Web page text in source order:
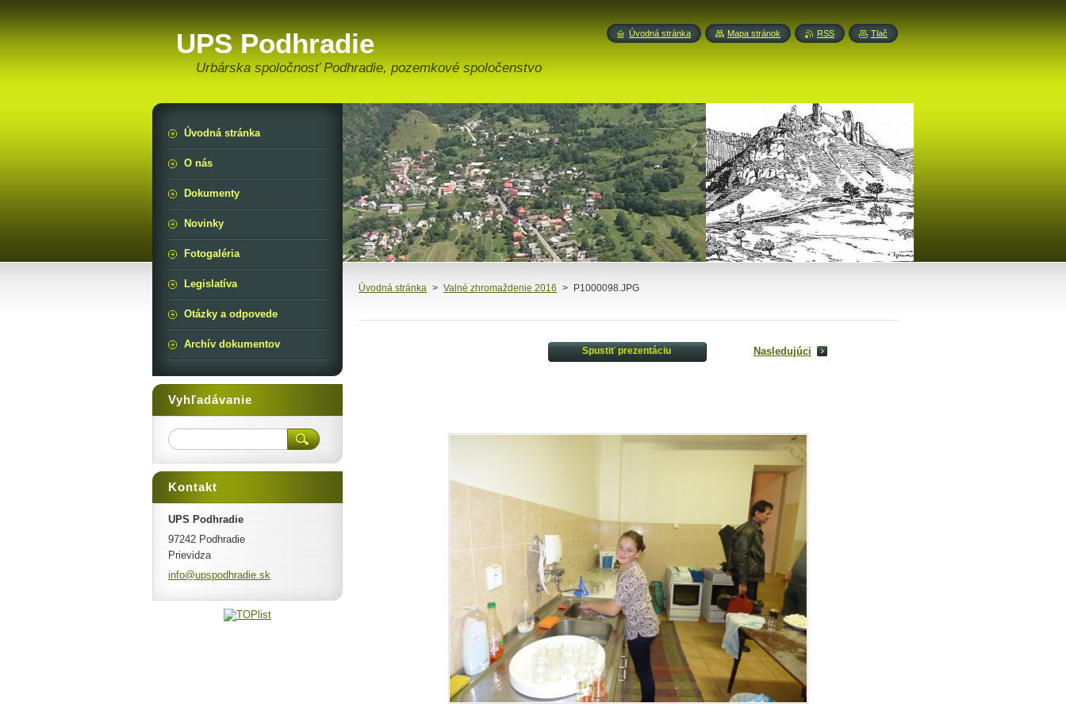
UPS Podhradie
Urbárska spoločnosť Podhradie, pozemkové spoločenstvo
Úvodná stránka > Valné zhromaždenie 2016 > P1000098.JPG
Spustiť prezentáciu Nasledujúci
Úvodná stránka
O nás
Dokumenty
Novinky
Fotogaléria
Legislatíva
Otázky a odpovede
Archív dokumentov
Vyhľadávanie
Kontakt
UPS Podhradie
97242 Podhradie
Prievidza
info@upspodhradie.sk
Úvodná stránka Mapa stránok RSS Tlač